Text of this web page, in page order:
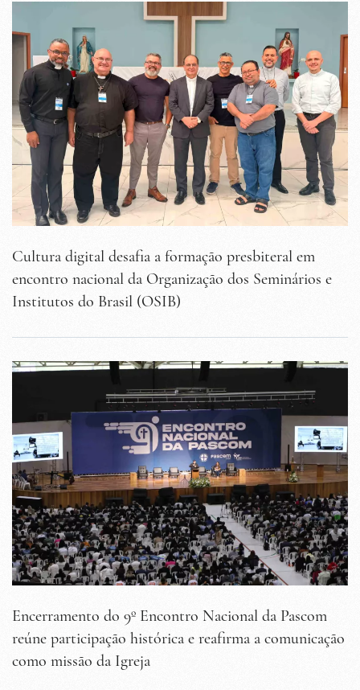
Cultura digital desafia a formação presbiteral em
encontro nacional da Organização dos Seminários e
Institutos do Brasil (OSIB)
Encerramento do 9º Encontro Nacional da Pascom
reúne participação histórica e reafirma a comunicação
como missão da Igreja